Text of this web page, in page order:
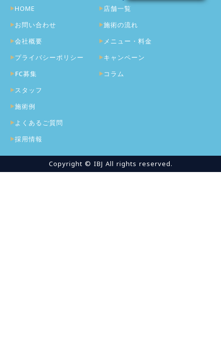
HOME
お問い合わせ
会社概要
プライバシーポリシー
FC募集
店舗一覧
施術の流れ
メニュー・料金
キャンペーン
コラム
スタッフ
施術例
よくあるご質問
採用情報
Copyright © IBJ All rights reserved.